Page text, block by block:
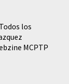
los
MCPTP